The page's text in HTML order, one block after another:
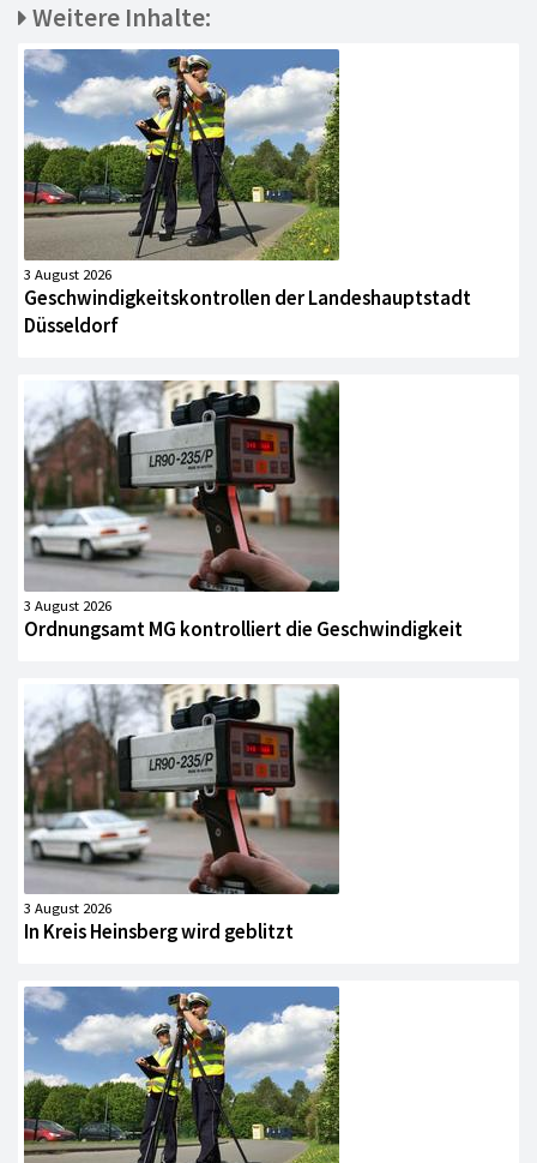
Weitere Inhalte:
3 August 2026
Geschwindigkeitskontrollen der Landeshauptstadt
Düsseldorf
3 August 2026
Ordnungsamt MG kontrolliert die Geschwindigkeit
3 August 2026
In Kreis Heinsberg wird geblitzt